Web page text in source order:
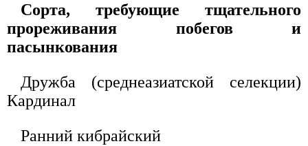
Сорта, требующие тщательного
прореживания побегов и
пасынкования
Дружба (среднеазиатской селекции)
Кардинал
Ранний кибрайский